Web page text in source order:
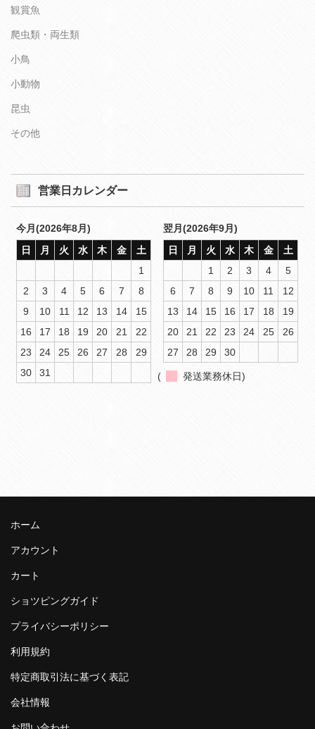
観賞魚
爬虫類・両生類
小鳥
小動物
昆虫
その他
営業日カレンダー
今月(2026年8月)
日
月 火 水 木 金
土
1
2
3 4 5 6 7
8
9
10 11 12 13 14
15
16
17 18 19 20 21
22
23
24 25 26 27 28
29
30
31
翌月(2026年9月)
日
月 火 水 木 金
土
1
2 3 4
5
6
7 8 9 10 11
12
13
14 15 16 17 18
19
20
21 22 23 24 25
26
27
28 29 30
( 発送業務休日)
ホーム
アカウント
カート
ショツピングガイド
プライバシーポリシー
利用規約
特定商取引法に基づく表記
会社情報